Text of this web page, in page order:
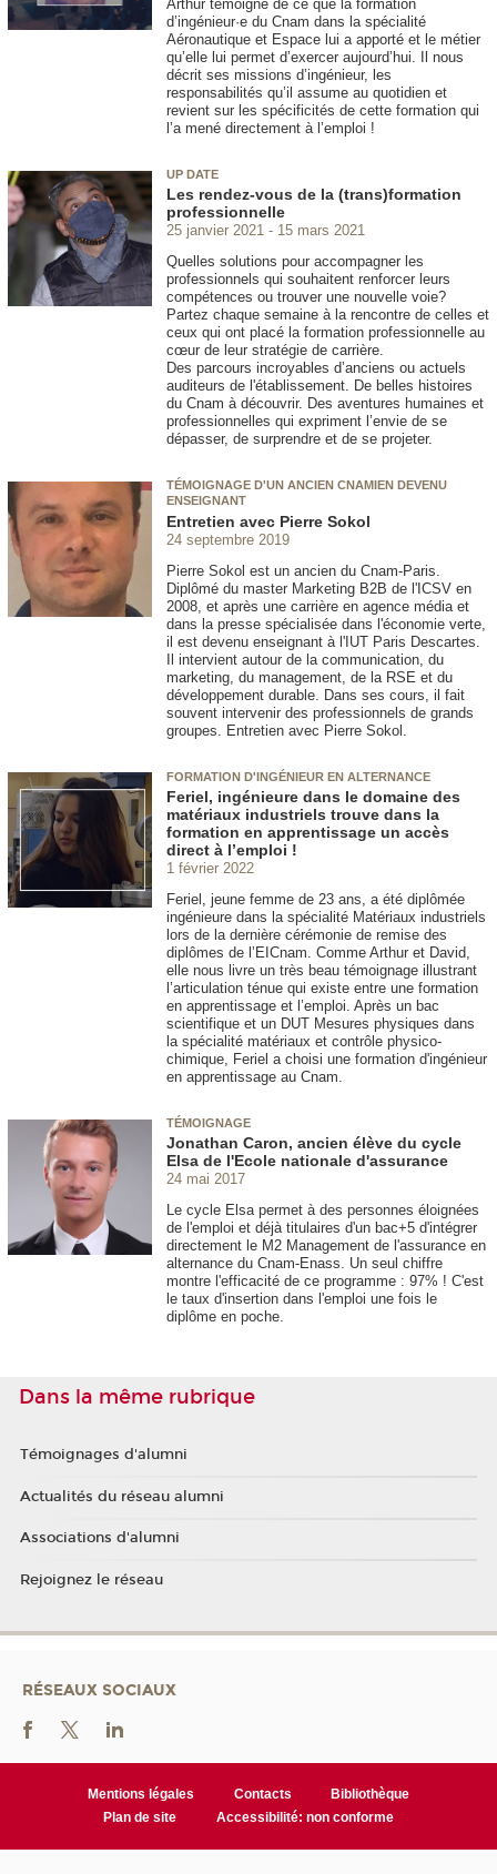
Arthur témoigne de ce que la formation
d’ingénieur·e du Cnam dans la spécialité
Aéronautique et Espace lui a apporté et le métier
qu’elle lui permet d’exercer aujourd’hui. Il nous
décrit ses missions d’ingénieur, les
responsabilités qu’il assume au quotidien et
revient sur les spécificités de cette formation qui
l’a mené directement à l’emploi !
UP DATE
Les rendez-vous de la (trans)formation
professionnelle
25 janvier 2021
15 mars 2021
Quelles solutions pour accompagner les
professionnels qui souhaitent renforcer leurs
compétences ou trouver une nouvelle voie?
Partez chaque semaine à la rencontre de celles et
ceux qui ont placé la formation professionnelle au
cœur de leur stratégie de carrière.
Des parcours incroyables d’anciens ou actuels
auditeurs de l'établissement. De belles histoires
du Cnam à découvrir. Des aventures humaines et
professionnelles qui expriment l’envie de se
dépasser, de surprendre et de se projeter.
TÉMOIGNAGE D'UN ANCIEN CNAMIEN DEVENU
ENSEIGNANT
Entretien avec Pierre Sokol
24 septembre 2019
Pierre Sokol est un ancien du Cnam-Paris.
Diplômé du master Marketing B2B de l'ICSV en
2008, et après une carrière en agence média et
dans la presse spécialisée dans l'économie verte,
il est devenu enseignant à l'IUT Paris Descartes.
Il intervient autour de la communication, du
marketing, du management, de la RSE et du
développement durable. Dans ses cours, il fait
souvent intervenir des professionnels de grands
groupes. Entretien avec Pierre Sokol.
FORMATION D'INGÉNIEUR EN ALTERNANCE
Feriel, ingénieure dans le domaine des
matériaux industriels trouve dans la
formation en apprentissage un accès
direct à l’emploi !
1 février 2022
Feriel, jeune femme de 23 ans, a été diplômée
ingénieure dans la spécialité Matériaux industriels
lors de la dernière cérémonie de remise des
diplômes de l’EICnam. Comme Arthur et David,
elle nous livre un très beau témoignage illustrant
l’articulation ténue qui existe entre une formation
en apprentissage et l’emploi. Après un bac
scientifique et un DUT Mesures physiques dans
la spécialité matériaux et contrôle physico-
chimique, Feriel a choisi une formation d'ingénieur
en apprentissage au Cnam.
TÉMOIGNAGE
Jonathan Caron, ancien élève du cycle
Elsa de l'Ecole nationale d'assurance
24 mai 2017
Le cycle Elsa permet à des personnes éloignées
de l'emploi et déjà titulaires d'un bac+5 d'intégrer
directement le M2 Management de l'assurance en
alternance du Cnam-Enass. Un seul chiffre
montre l'efficacité de ce programme : 97% ! C'est
le taux d'insertion dans l'emploi une fois le
diplôme en poche.
Dans la même rubrique
Témoignages d'alumni
Actualités du réseau alumni
Associations d'alumni
Rejoignez le réseau
RÉSEAUX SOCIAUX
Mentions légales Contacts
Bibliothèque
Plan de site
Accessibilité: non conforme